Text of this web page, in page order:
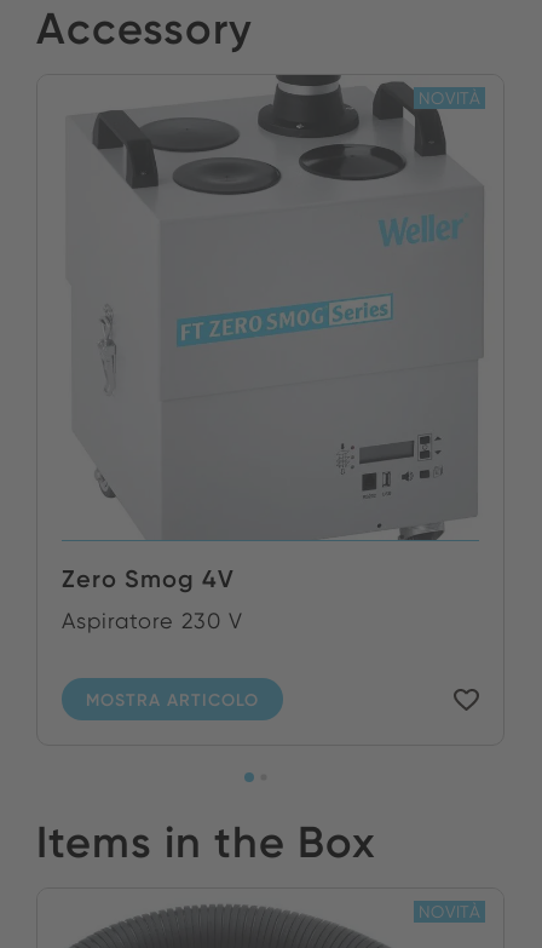
Accessory
Zero Smog 4V
Aspiratore 230 V
MOSTRA ARTICOLO
NOVITÀ
Items in the Box
NOVITÀ